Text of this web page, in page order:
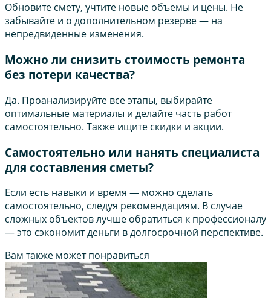
Обновите смету, учтите новые объемы и цены. Не
забывайте и о дополнительном резерве — на
непредвиденные изменения.
Можно ли снизить стоимость ремонта
без потери качества?
Да. Проанализируйте все этапы, выбирайте
оптимальные материалы и делайте часть работ
самостоятельно. Также ищите скидки и акции.
Самостоятельно или нанять специалиста
для составления сметы?
Если есть навыки и время — можно сделать
самостоятельно, следуя рекомендациям. В случае
сложных объектов лучше обратиться к профессионалу
— это сэкономит деньги в долгосрочной перспективе.
Вам также может понравиться